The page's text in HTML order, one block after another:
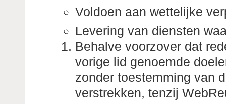
Voldoen aan wettelijke
Levering van diensten
Behalve voorzover dat
vorige lid genoemde
zonder toestemming van
verstrekken, tenzij